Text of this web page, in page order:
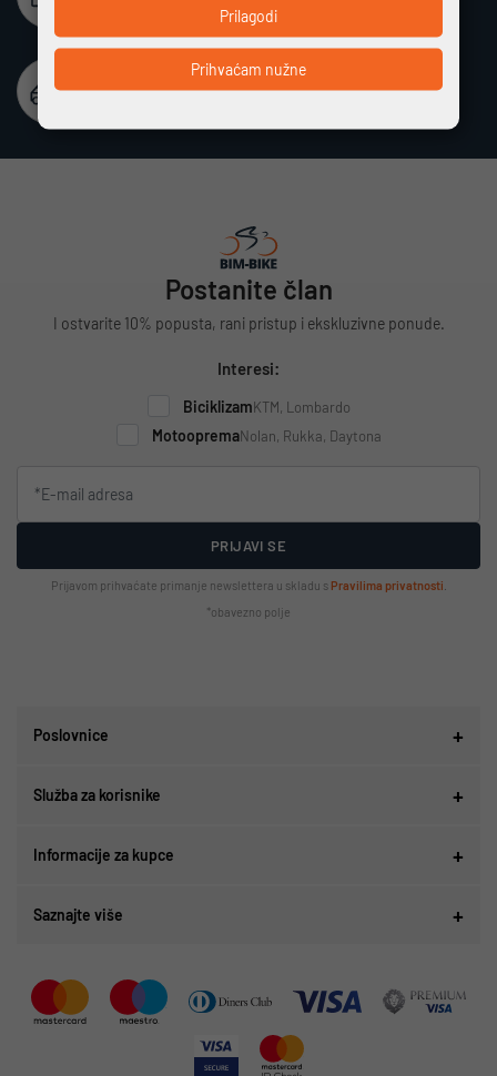
Različiti način plaćanja na rate bez kamata
Postanite član
I ostvarite 10% popusta, rani pristup i ekskluzivne ponude.
Interesi:
BiciklizamKTM, Lombardo
MotoopremaNolan, Rukka, Daytona
PRIJAVI SE
Prijavom prihvaćate primanje newslettera u skladu s Pravilima privatnosti
*obavezno polje
Poslovnice
Služba za korisnike
Informacije za kupce
Saznajte više
Prihvaćam nužne
Prilagodi